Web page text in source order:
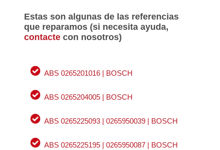
Estas son algunas de las referencias
que reparamos (si necesita ayuda,
contactecon nosotros)
ABS 0265201016 | BOSCH
ABS 0265204005 | BOSCH
ABS 0265225093 | 0265950039 | BOSCH
ABS 0265225195 | 0265950087 | BOSCH